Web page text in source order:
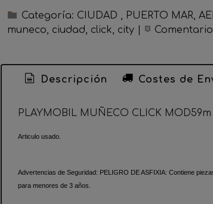
Categoría: CIUDAD , PUERTO MAR,
muneco
ciudad click city
Descripción Costes de
PLAYMOBIL MUÑECO CLICK MOD59m
Articulo usado.
Advertencias de Seguridad: PELIGRO DE ASFIXIA: Contiene
para menores de 3 años.